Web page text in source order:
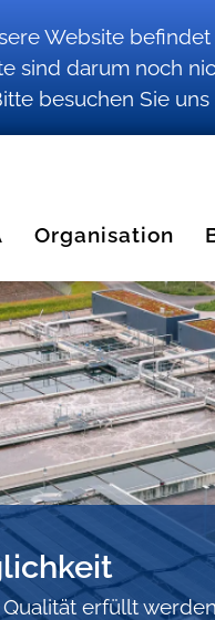
Website befindet
sind darum noch
besuchen Sie
Organisation
erfüllt